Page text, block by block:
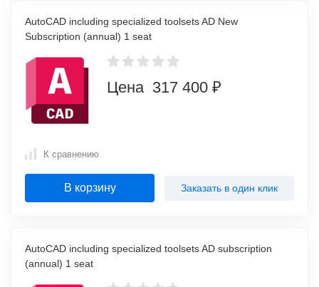
AutoCAD including specialized toolsets AD New
Subscription (annual) 1 seat
Цена 317 400 ₽
К сравнению
В корзину Заказать в один клик
AutoCAD including specialized toolsets AD subscription
(annual) 1 seat